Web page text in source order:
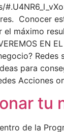
Conocer
máximo
EN
Redes
para
Acciones
tu
de la